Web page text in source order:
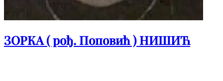
ЗОРКА ( рођ. Поповић ) НИШИЋ